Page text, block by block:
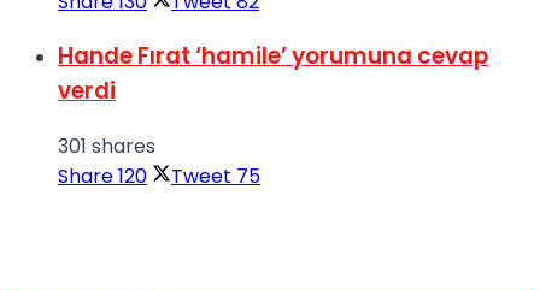
Hande Fırat ‘hamile’ yorumuna cevap
verdi
301 shares
Share120 Tweet 75